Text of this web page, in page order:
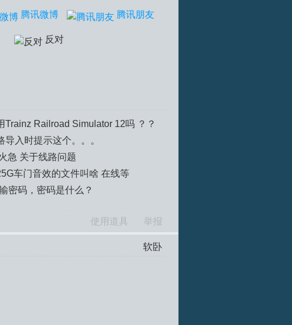
腾讯微博 腾讯朋友
反对
Trainz Railroad Simulator 12吗 ？？
导入时提示这个。。。
急 关于线路问题
车门音效的文件叫啥 在线等
密码，密码是什么？
使用道具 举报
软卧